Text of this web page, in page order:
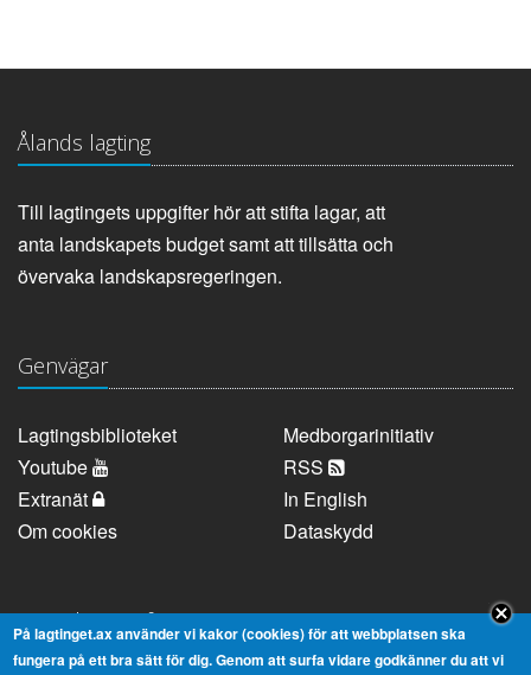
Ålands lagting
Till lagtingets uppgifter hör att stifta lagar, att
anta landskapets budget samt att tillsätta och
övervaka landskapsregeringen.
Genvägar
Lagtingsbiblioteket
Medborgarinitiativ
Youtube
RSS
Extranät
In English
Om cookies
Dataskydd
Kontaktuppgifter
På lagtinget.ax använder vi kakor (cookies) för att webbplatsen ska
fungera på ett bra sätt för dig. Genom att surfa vidare godkänner du att vi